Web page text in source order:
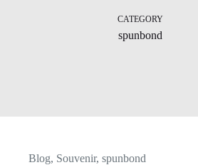
CATEGORY
spunbond
Blog, Souvenir, spunbond